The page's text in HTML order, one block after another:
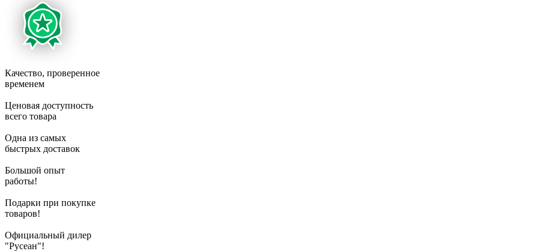
Качество, проверенное
временем
Ценовая доступность
всего товара
Одна из самых
быстрых доставок
Большой опыт
работы!
Подарки при покупке
товаров!
Официальный дилер
"Русеан"!